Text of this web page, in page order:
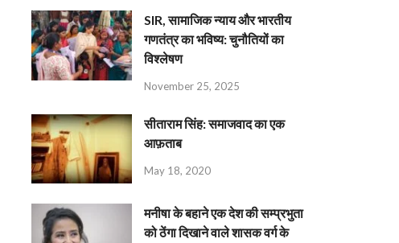
SIR, सामाजिक न्याय और भारतीय
गणतंत्र का भविष्य: चुनौतियों का
विश्लेषण
November 25, 2025
सीताराम सिंह: समाजवाद का एक
आफ़ताब
May 18, 2020
मनीषा के बहाने एक देश की सम्प्रभुता
को ठेंगा दिखाने वाले शासक वर्ग के